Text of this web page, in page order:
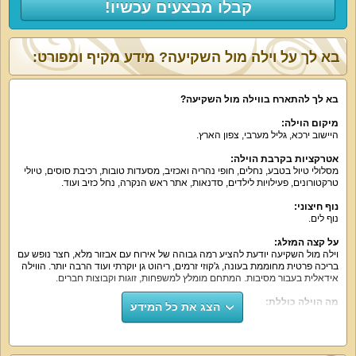
קבלו מבצעים עכשיו!
בא לך על וילה מול השקיעה? מידע מקיף ומפורט:
בא לך להתארח בווילה מול השקיעה?
מיקום הוילה:
היישוב ירכא, גליל מערבי, צפון הארץ.
אטרקציות בקרבת הוילה:
מסלולי טיול בטבע, נחלים, חופי נהריה ואכזיב, מסעדות טובות, רכיבת סוסים, טיולי
טרקטורונים, פעילויות לילדים, סדנאות, אתר ראש הנקרה, נחל כזיב ועוד.
נוף חיצוני:
נוף לים.
על קצה המזלג:
וילה מול השקיעה יודעת להציע רמה גבוהה של אירוח עם אבזור מלא, חצר נופש עם
בריכה פרטית מחוממת בעונה, ג'קוזי זרמים, ריהוט גן יוקרתי ועוד הרבה יותר. הווילה
אידאלית בעבור מסיבות. המתחם מומלץ למשפחות, זוגות וקבוצות חברים.
מה הוילה כוללת:
חדרי שינה מפוארים עם מיטה זוגית נוחה,שידות , ארון
לצד חדרי השינה4 חדרי רחצה ו-4
סלון עם פינת ישיבה מרווחת ונוחה,מקרן משוכלל,שולחן סנוקר יוקרתי.
הצג את כל המידע